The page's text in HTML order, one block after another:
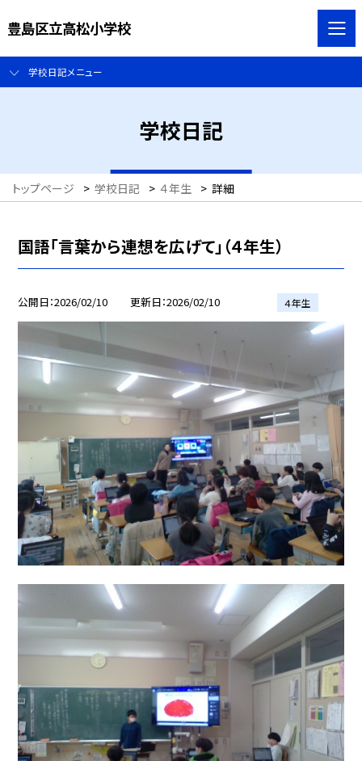
豊島区立高松小学校
学校日記メニュー
学校日記
トップページ > 学校日記 > ４年生 > 詳細
国語「言葉から連想を広げて」（４年生）
公開日 2026/02/10 更新日 2026/02/10 ４年生